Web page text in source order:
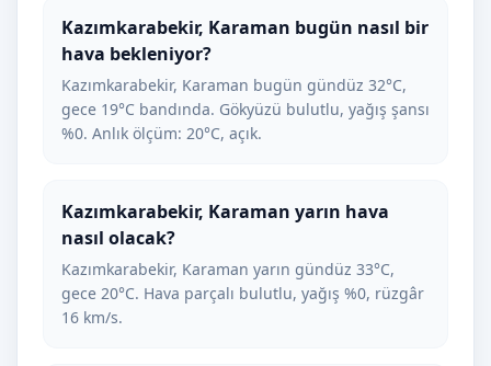
Kazımkarabekir, Karaman bugün nasıl bir
hava bekleniyor?
Kazımkarabekir, Karaman bugün gündüz 32°C,
gece 19°C bandında. Gökyüzü bulutlu, yağış şansı
%0. Anlık ölçüm: 20°C, açık.
Kazımkarabekir, Karaman yarın hava
nasıl olacak?
Kazımkarabekir, Karaman yarın gündüz 33°C,
gece 20°C. Hava parçalı bulutlu, yağış %0, rüzgâr
16 km/s.